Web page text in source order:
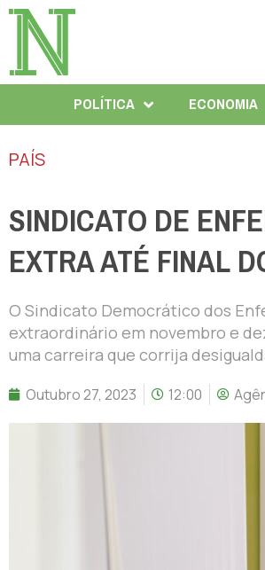
POLÍTICA ECONOMIA
PAÍS
SINDICATO DE
EXTRA ATÉ FINAL
O Sindicato Democrático dos
extraordinário em novembro e
uma carreira que corrija
Outubro 27, 2023 12:00